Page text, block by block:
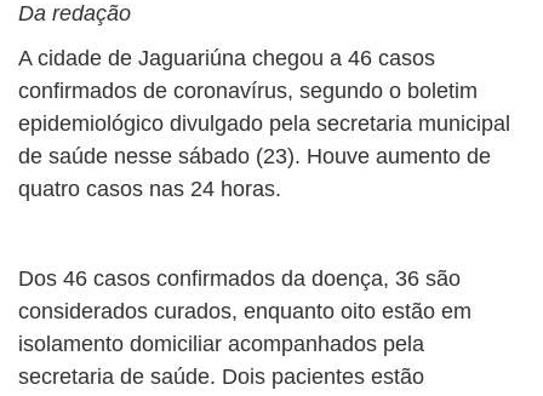
Da redação
A cidade de Jaguariúna chegou a 46 casos
confirmados de coronavírus, segundo o boletim
epidemiológico divulgado pela secretaria municipal
de saúde nesse sábado (23). Houve aumento de
quatro casos nas 24 horas.
Dos 46 casos confirmados da doença, 36 são
considerados curados, enquanto oito estão em
isolamento domiciliar acompanhados pela
secretaria de saúde. Dois pacientes estão